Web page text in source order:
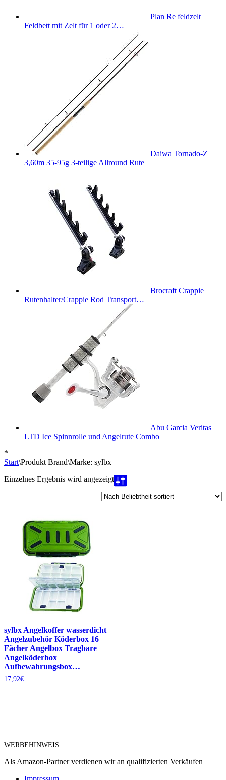
Plan Re feldzelt
Feldbett mit Zelt für 1 oder 2…
Daiwa Tornado-Z
3,60m 35-95g 3-teilige Allround Rute
Brocraft Crappie
Rutenhalter/Crappie Rod Transport…
Abu Garcia Veritas
LTD Ice Spinnrolle und Angelrute Combo
*
Start\Produkt Brand\Marke: sylbx
Einzelnes Ergebnis wird angezeigt
sylbx Angelkoffer wasserdicht
Angelzubehör Köderbox 16
Fächer Angelbox Tragbare
Angelköderbox
Aufbewahrungsbox…
17,92€
WERBEHINWEIS
Als Amazon-Partner verdienen wir an qualifizierten Verkäufen